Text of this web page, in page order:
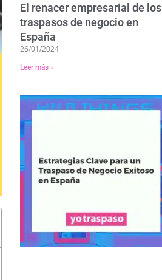
El renacer empresarial de los
traspasos de negocio en
España
26/01/2024
Leer más »